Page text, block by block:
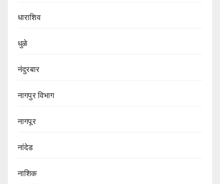
धाराशिव
धुळे
नंदुरबार
नागपुर‌ विभाग‌
नागपूर
नांदेड
नाशिक